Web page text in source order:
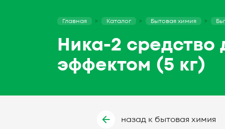
Главная Каталог Бытовая химия
Ника-2
эффектом (5 кг)
назад к бытовая химия